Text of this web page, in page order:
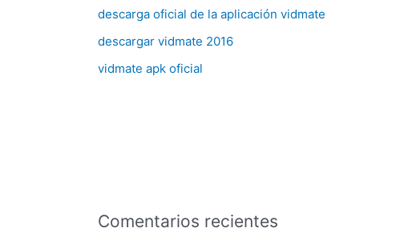
descarga oficial de la aplicación vidmate
descargar vidmate 2016
vidmate apk oficial
Comentarios recientes